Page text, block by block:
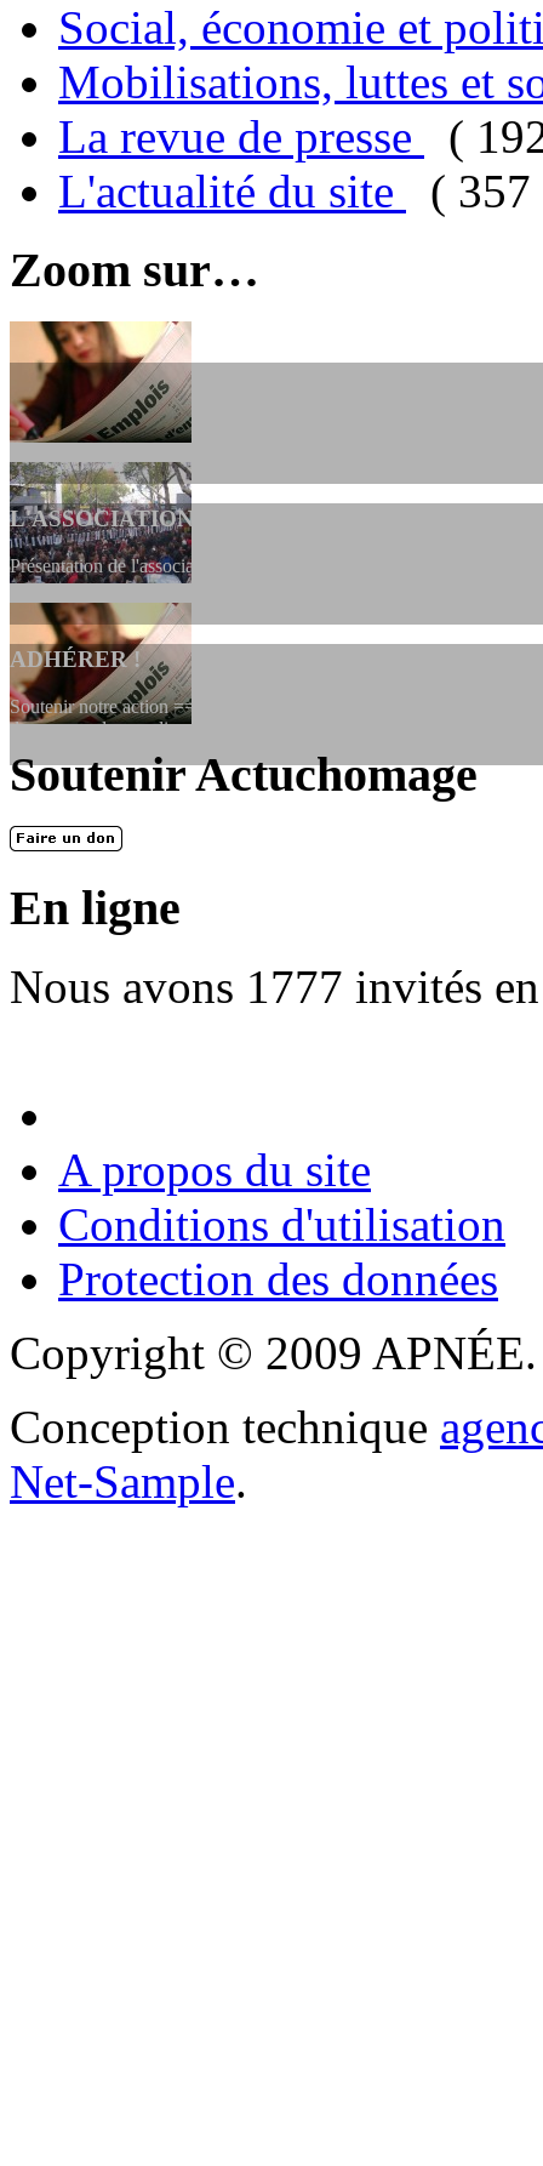
Social, économie et
Mobilisations, luttes et
La revue de presse
(
L'actualité du site
( 357
Zoom sur…
L'ASSOCIATION
Présentation de l'association et de sa charte qui encadre nos actions
ADHÉRER !
Soutenir notre action ==> Si vous souhaitez adhérer à
dessous, en le remplissant et en...
En 2004, une dizaine de personnes contribuèrent au lancement de
Soutenir Actuchomage
En ligne
Nous avons 1777 invités
A propos du site
Conditions d'utilisation
Protection des données
Copyright © 2009 APNÉE.
Conception technique
Net-Sample.